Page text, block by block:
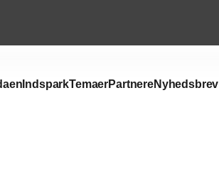
IndsparkTemaerPartnereNyhedsbrev